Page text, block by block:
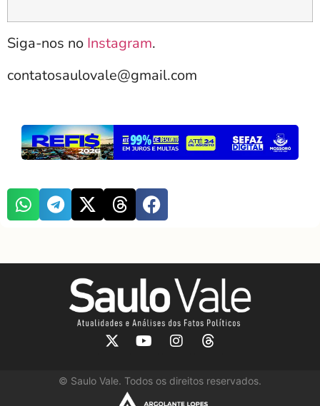
Siga-nos no Instagram.
contatosaulovale@gmail.com
© Saulo Vale. Todos os direitos reservados.